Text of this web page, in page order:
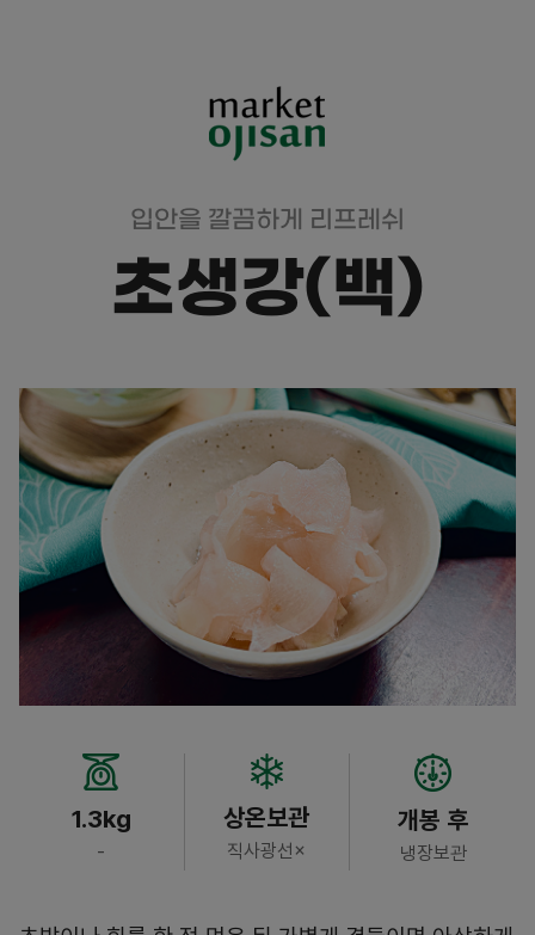
입안을 깔끔하게 리프레쉬
초생강(백)
1.3kg
-
상온보관
직사광선×
개봉 후
냉장보관